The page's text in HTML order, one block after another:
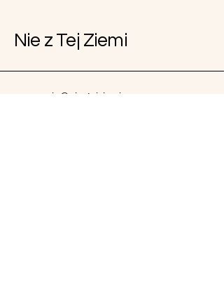
Nie z Tej Ziemi
pracownia@nieztejziemi.org